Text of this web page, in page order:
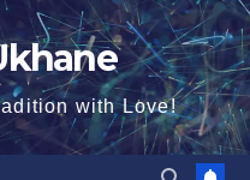
with Love!